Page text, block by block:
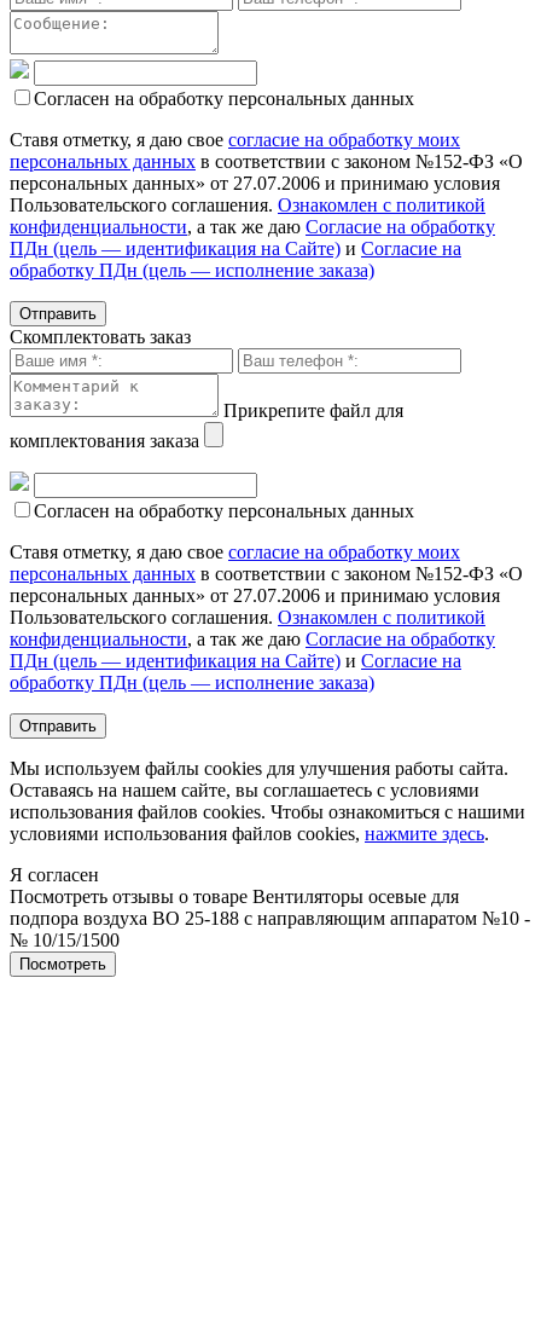
Согласен на обработку персональных данных
Ставя отметку, я даю свое согласие на обработку моих
персональных данных в соответствии с законом №152-ФЗ «О
персональных данных» от 27.07.2006 и принимаю условия
Пользовательского соглашения. Ознакомлен с политикой
конфиденциальности, а так же даю Согласие на обработку
ПДн (цель — идентификация на Сайте) и Согласие на
обработку ПДн (цель — исполнение заказа)
Скомплектовать заказ
Прикрепите файл для
комплектования заказа
Согласен на обработку персональных данных
Ставя отметку, я даю свое согласие на обработку моих
персональных данных в соответствии с законом №152-ФЗ «О
персональных данных» от 27.07.2006 и принимаю условия
Пользовательского соглашения. Ознакомлен с политикой
конфиденциальности, а так же даю Согласие на обработку
ПДн (цель — идентификация на Сайте) и Согласие на
обработку ПДн (цель — исполнение заказа)
Мы используем файлы cookies для улучшения работы сайта.
Оставаясь на нашем сайте, вы соглашаетесь с условиями
использования файлов cookies. Чтобы ознакомиться с нашими
условиями использования файлов cookies, нажмите здесь.
Я согласен
Посмотреть отзывы о товаре Вентиляторы осевые для
подпора воздуха ВО 25-188 с направляющим аппаратом №10 -
№ 10/15/1500
Пocмотpеть